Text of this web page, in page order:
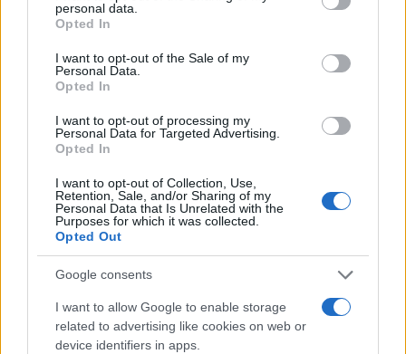
grant or deny consent to Google and its third-party tags to
use your data for below specified purposes in below Google
consent section.
personal data.
Opted In
I want to opt-out of the Sale of my
Personal Data.
Opted In
I want to opt-out of processing my
Personal Data for Targeted Advertising.
Opted In
I want to opt-out of Collection, Use,
Retention, Sale, and/or Sharing of my
Personal Data that Is Unrelated with the
Purposes for which it was collected.
Opted Out
Google consents
I want to allow Google to enable storage
related to advertising like cookies on web or
device identifiers in apps.